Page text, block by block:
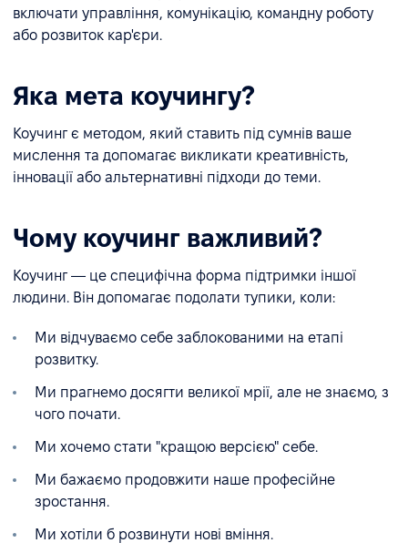
включати управління, комунікацію, командну роботу
або розвиток кар'єри.
Яка мета коучингу?
Коучинг є методом, який ставить під сумнів ваше
мислення та допомагає викликати креативність,
інновації або альтернативні підходи до теми.
Чому коучинг важливий?
Коучинг — це специфічна форма підтримки іншої
людини. Він допомагає подолати тупики, коли:
Ми відчуваємо себе заблокованими на етапі
розвитку.
Ми прагнемо досягти великої мрії, але не знаємо, з
чого почати.
Ми хочемо стати "кращою версією" себе.
Ми бажаємо продовжити наше професійне
зростання.
Ми хотіли б розвинути нові вміння.